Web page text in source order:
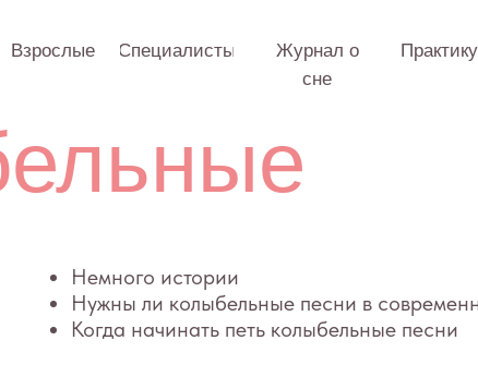
Специалисты
Журнал о
Практикум О проекте
Нужны ли колыбельные песни в современном мире
Когда начинать петь колыбельные песни